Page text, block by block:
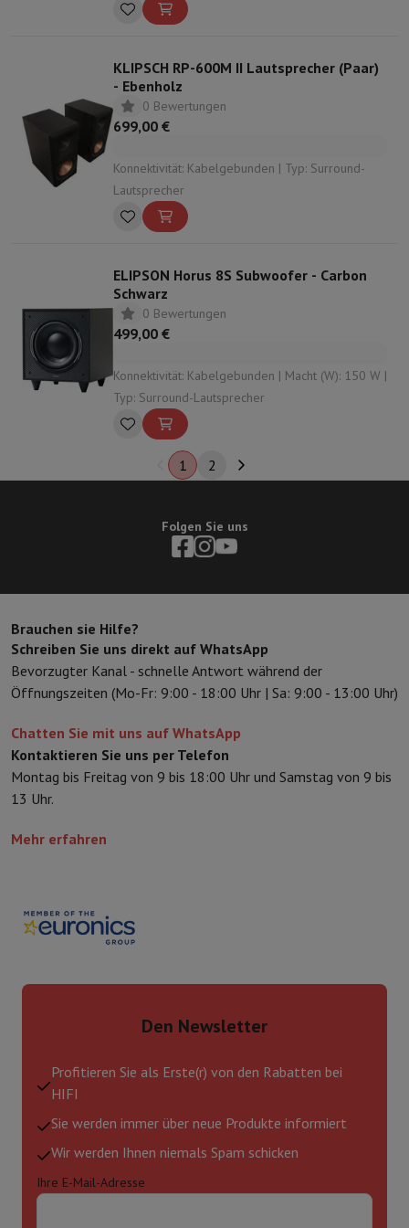
KLIPSCH RP-600M II Lautsprecher (Paar)
- Ebenholz
0 Bewertungen
699,00 €
Konnektivität: Kabelgebunden | Typ: Surround-
Lautsprecher
ELIPSON Horus 8S Subwoofer - Carbon
Schwarz
0 Bewertungen
499,00 €
Konnektivität: Kabelgebunden | Macht (W): 150 W |
Typ: Surround-Lautsprecher
1 2
Folgen Sie uns
Brauchen sie Hilfe?
Schreiben Sie uns direkt auf WhatsApp
Bevorzugter Kanal - schnelle Antwort während der
Öffnungszeiten (Mo-Fr: 9:00 - 18:00 Uhr | Sa: 9:00 - 13:00 Uhr)
Chatten Sie mit uns auf WhatsApp
Kontaktieren Sie uns per Telefon
Montag bis Freitag von 9 bis 18:00 Uhr und Samstag von 9 bis
13 Uhr.
Mehr erfahren
Den Newsletter
Profitieren Sie als Erste(r) von den Rabatten bei
HIFI
Sie werden immer über neue Produkte informiert
Wir werden Ihnen niemals Spam schicken
Ihre E-Mail-Adresse